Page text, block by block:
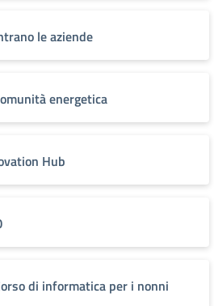
le aziende
energetica
Hub
di informatica per i nonni